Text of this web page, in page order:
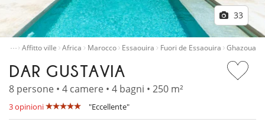
33
… Affitto ville Africa Marocco Essaouira Fuori de Essaouira Ghazoua
DAR GUSTAVIA
8 persone • 4 camere • 4 bagni • 250 m²
3 opinioni "Eccellente"